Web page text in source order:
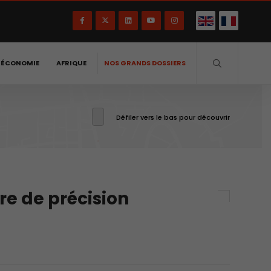
AFRIQUE NOS GRANDS DOSSIERS
Défiler vers le bas pour découvrir
de précision